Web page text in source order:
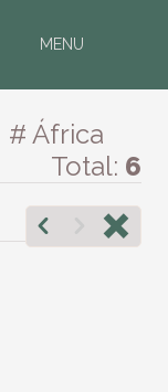
MENU
# África
Total: 6